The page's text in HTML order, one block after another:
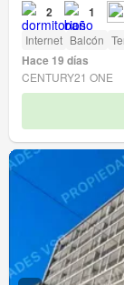
2 1
Internet Balcón
Hace 19 días
CENTURY21 ONE